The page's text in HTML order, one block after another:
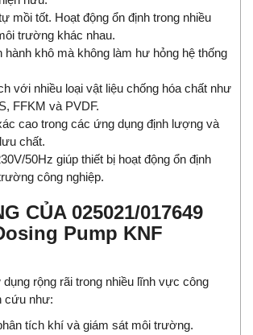
mồi tốt. Hoạt động ổn định trong nhiều
trường khác nhau.
hành khô mà không làm hư hỏng hệ thống
với nhiều loại vật liệu chống hóa chất như
FFKM và PVDF.
cao trong các ứng dụng định lượng và
chất.
50Hz giúp thiết bị hoạt động ổn định
công nghiệp.
CỦA 025021/017649
Pump KNF
rộng rãi trong nhiều lĩnh vực công
cứu như:
tích khí và giám sát môi trường.